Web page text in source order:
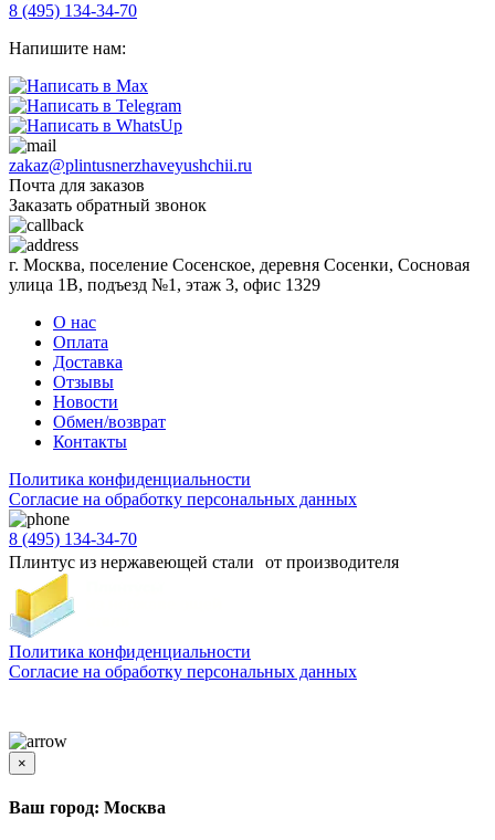
8 (495) 134-34-70
Напишите нам:
zakaz@plintusnerzhaveyushchii.ru
Почта для заказов
Заказать обратный звонок
г. Москва, поселение Сосенское, деревня Сосенки, Сосновая
улица 1В, подъезд №1, этаж 3, офис 1329
О нас
Оплата
Доставка
Отзывы
Новости
Обмен/возврат
Контакты
Политика конфиденциальности
Согласиe на обработку персональных данных
8 (495) 134-34-70
Плинтус из нержавеющей стали от производителя
Политика конфиденциальности
Согласиe на обработку персональных данных
×
Ваш город: Москва